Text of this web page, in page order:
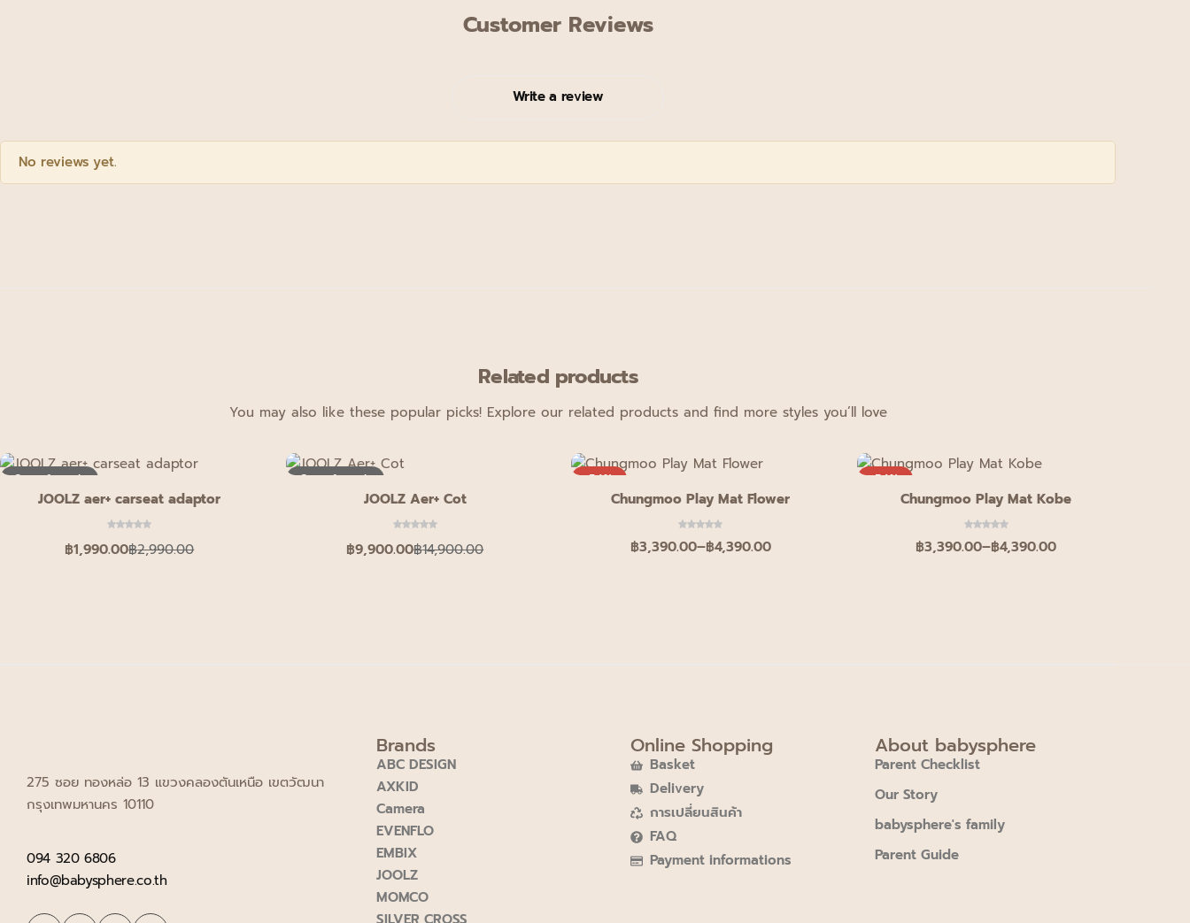
Customer Reviews
Write a review
No reviews yet.
Related products
You may also like these popular picks! Explore our related products and find more styles you’ll love
Out of stock
JOOLZ aer+ carseat adaptor
฿2,990.00
฿1,990.00
Out of stock
JOOLZ Aer+ Cot
฿14,900.00
฿9,900.00
-54%
Chungmoo Play Mat Flower
฿3,390.00–฿4,390.00
-54%
Chungmoo Play Mat Kobe
฿3,390.00–฿4,390.00
275 ซอย ทองหล่อ 13 แขวงคลองตันเหนือ เขตวัฒนา
กรุงเทพมหานคร 10110
094 320 6806
info@babysphere.co.th
Brands
ABC DESIGN
AXKID
Camera
EVENFLO
EMBIX
JOOLZ
MOMCO
Online Shopping
Basket
Delivery
การเปลี่ยนสินค้า
FAQ
Payment informations
About babysphere
Parent Checklist
Our Story
babysphere's family
Parent Guide